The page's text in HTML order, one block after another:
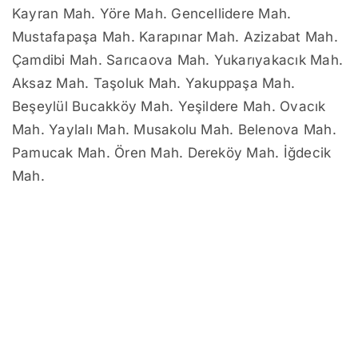
Kayran Mah. Yöre Mah. Gencellidere Mah.
Mustafapaşa Mah. Karapınar Mah. Azizabat Mah.
Çamdibi Mah. Sarıcaova Mah. Yukarıyakacık Mah.
Aksaz Mah. Taşoluk Mah. Yakuppaşa Mah.
Beşeylül Bucakköy Mah. Yeşildere Mah. Ovacık
Mah. Yaylalı Mah. Musakolu Mah. Belenova Mah.
Pamucak Mah. Ören Mah. Dereköy Mah. İğdecik
Mah.